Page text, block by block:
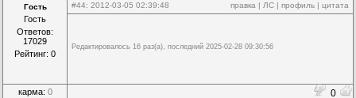
Гость
Гость
Ответов:
17029
Рейтинг: 0
#44: 2012-03-05 02:39:48 правка | ЛС | профиль | цитата
Редактировалось 16 раз(а), последний 2025-02-28 09:30:56
карма: 0 0